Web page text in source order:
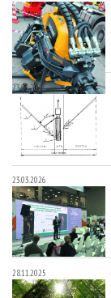
23.03.2026
23.03.2026
28.11.2025